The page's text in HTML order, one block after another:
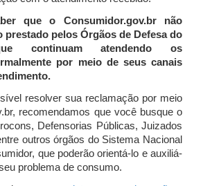
que o Consumidor.gov.br não
pelos Órgãos de Defesa do
continuam atendendo os
por meio de seus canais
resolver sua reclamação por meio
recomendamos que você busque o
Defensorias Públicas, Juizados
outros órgãos do Sistema Nacional
que poderão orientá-lo e auxiliá-
problema de consumo.